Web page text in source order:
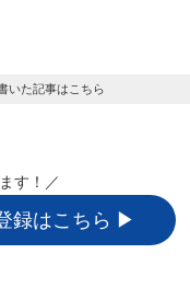
いた記事はこちら
す！／
録はこちら